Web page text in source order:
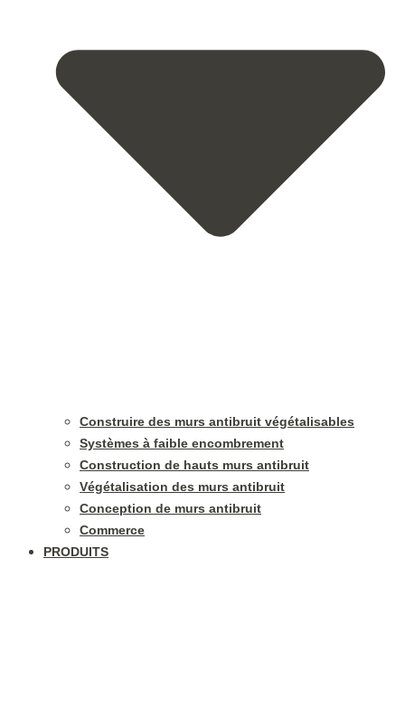
Construire des murs antibruit végétalisables
Systèmes à faible encombrement
Construction de hauts murs antibruit
Végétalisation des murs antibruit
Conception de murs antibruit
Commerce
PRODUITS